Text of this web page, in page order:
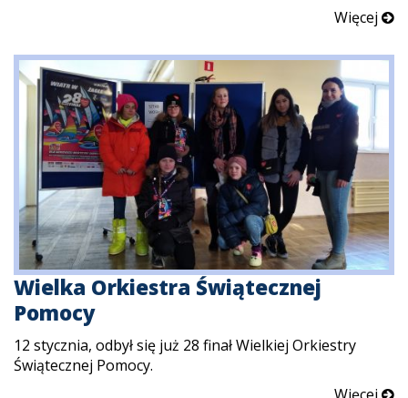
Więcej
Wielka Orkiestra Świątecznej
Pomocy
12 stycznia, odbył się już 28 finał Wielkiej Orkiestry
Świątecznej Pomocy.